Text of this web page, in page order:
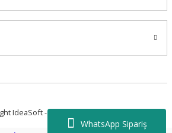
WhatsApp Sipariş
IdeaSoft - Tüm Hakları Saklıdır.